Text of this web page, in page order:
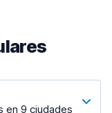
en 9 ciudades